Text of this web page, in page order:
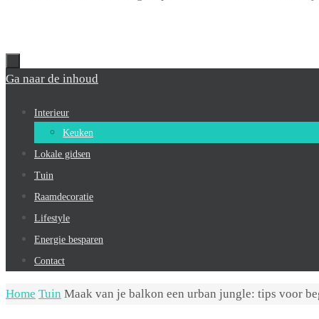
Ga naar de inhoud
Interieur
Keuken
Lokale gidsen
Tuin
Raamdecoratie
Lifestyle
Energie besparen
Contact
Home Tuin Maak van je balkon een urban jungle: tips voor